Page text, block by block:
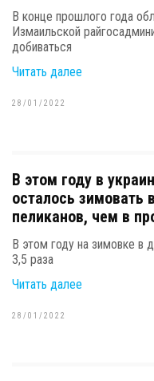
В конце прошлого года
Измаильской
добиваться
Читать далее
28/01/2022
В этом году в
осталось зимовать
пеликанов, чем в
В этом году на зимовке в
3,5 раза
Читать далее
28/01/2022